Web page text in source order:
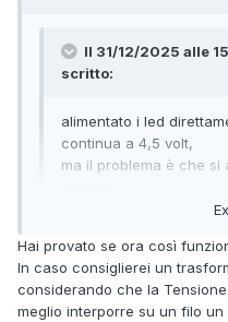
Il 31/12/2025 alle
scritto:
alimentato i led
continua a 4,5 volt,
ma il problema è che
trasformatore
Hai provato se ora così
In caso consiglierei un
considerando che la
meglio interporre su un filo